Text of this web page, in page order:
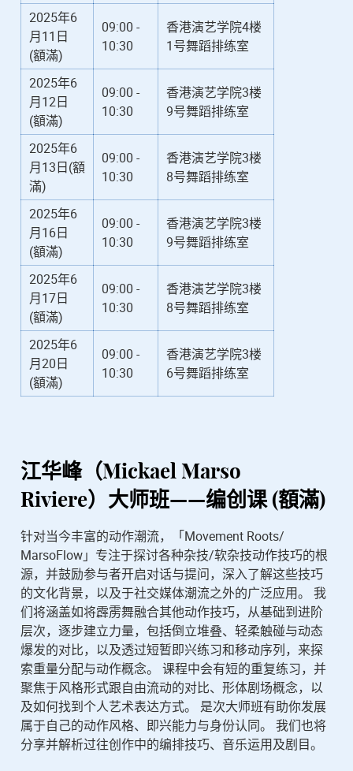
2025年6
月11日
(額滿)
09:00 -
10:30
香港演艺学院4楼
1号舞蹈排练室
2025年6
月12日
(額滿)
09:00 -
10:30
香港演艺学院3楼
9号舞蹈排练室
2025年6
月13日(額
滿)
09:00 -
10:30
香港演艺学院3楼
8号舞蹈排练室
2025年6
月16日
(額滿)
09:00 -
10:30
香港演艺学院3楼
9号舞蹈排练室
2025年6
月17日
(額滿)
09:00 -
10:30
香港演艺学院3楼
8号舞蹈排练室
2025年6
月20日
(額滿)
09:00 -
10:30
香港演艺学院3楼
6号舞蹈排练室
江华峰（Mickael Marso
Riviere） 大师班——编创课 (額滿)
针对当今丰富的动作潮流，「Movement Roots/
MarsoFlow」专注于探讨各种杂技/软杂技动作技巧的根
源，并鼓励参与者开启对话与提问，深入了解这些技巧
的文化背景，以及于社交媒体潮流之外的广泛应用。 我
们将涵盖如将霹雳舞融合其他动作技巧，从基础到进阶
层次，逐步建立力量，包括倒立堆叠、轻柔触碰与动态
爆发的对比，以及透过短暂即兴练习和移动序列，来探
索重量分配与动作概念。 课程中会有短的重复练习，并
聚焦于风格形式跟自由流动的对比、形体剧场概念，以
及如何找到个人艺术表达方式。 是次大师班有助你发展
属于自己的动作风格、即兴能力与身份认同。 我们也将
分享并解析过往创作中的编排技巧、音乐运用及剧目。